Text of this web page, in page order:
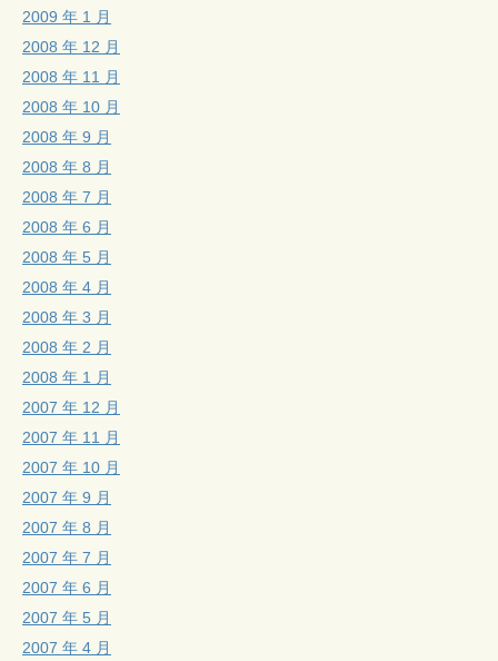
2009 年 1 月
2008 年 12 月
2008 年 11 月
2008 年 10 月
2008 年 9 月
2008 年 8 月
2008 年 7 月
2008 年 6 月
2008 年 5 月
2008 年 4 月
2008 年 3 月
2008 年 2 月
2008 年 1 月
2007 年 12 月
2007 年 11 月
2007 年 10 月
2007 年 9 月
2007 年 8 月
2007 年 7 月
2007 年 6 月
2007 年 5 月
2007 年 4 月